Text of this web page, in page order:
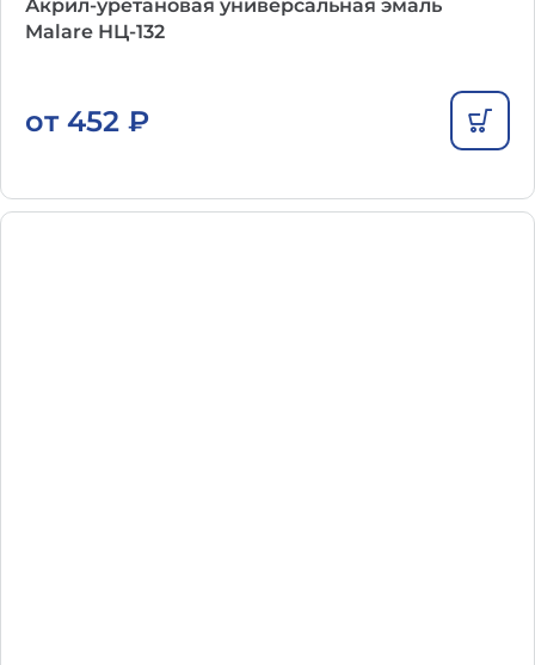
Акрил-уретановая универсальная эмаль
Malare НЦ-132
от 452 ₽